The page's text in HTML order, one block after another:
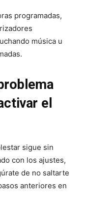
programadas,
música u
el
sigue sin
con los ajustes,
de no saltarte
anteriores en